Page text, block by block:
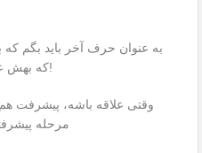
به عنوان حرف آخر باید بگم
که بهش علاقه داره. مهم نیست اون کار چیه!
وقتی علاقه باشه، پیشرفت
مرحله